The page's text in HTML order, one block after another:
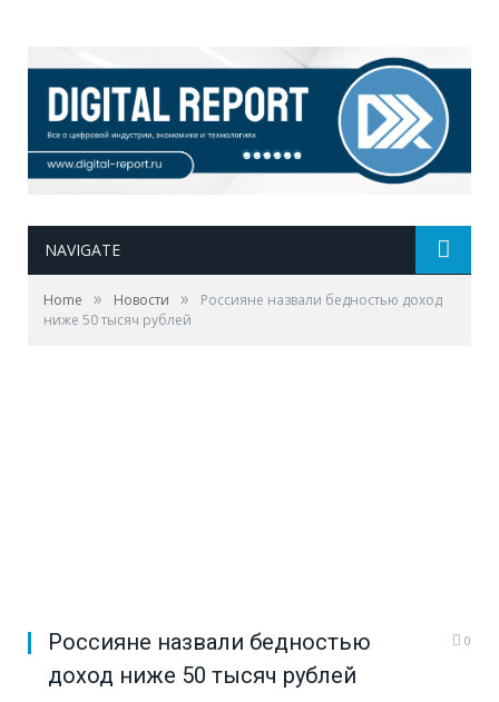
NAVIGATE
Home » Новости »
Россияне назвали бедностью доход
ниже 50 тысяч рублей
Россияне назвали бедностью
доход ниже 50 тысяч рублей
0